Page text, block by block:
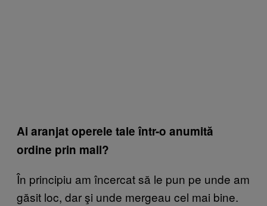
Ai aranjat operele tale într-o anumită
ordine prin mall?
În principiu am încercat să le pun pe unde am
găsit loc, dar şi unde mergeau cel mai bine.